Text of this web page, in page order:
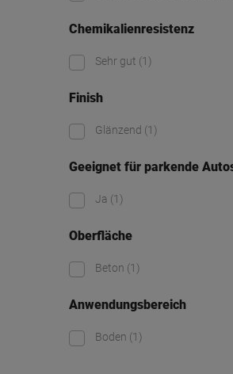
Chemikalienresistenz
Sehr gut (1)
Finish
Glänzend (1)
Geeignet für parkende
Ja (1)
Oberfläche
Beton (1)
Anwendungsbereich
Boden (1)